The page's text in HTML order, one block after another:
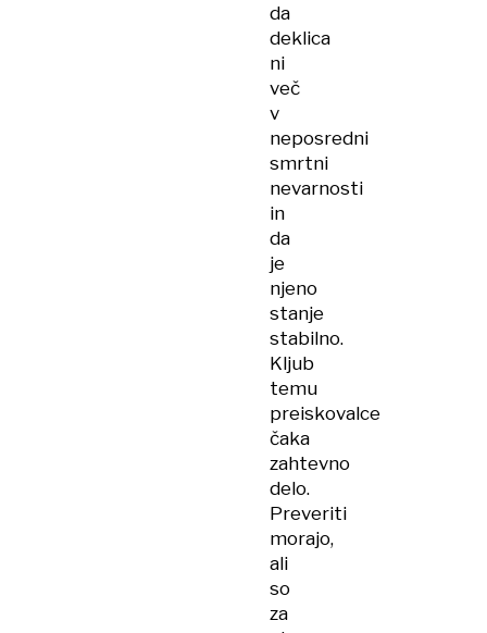
da
deklica
ni
več
v
neposredni
smrtni
nevarnosti
in
da
je
njeno
stanje
stabilno.
Kljub
temu
preiskovalce
čaka
zahtevno
delo.
Preveriti
morajo,
ali
so
za